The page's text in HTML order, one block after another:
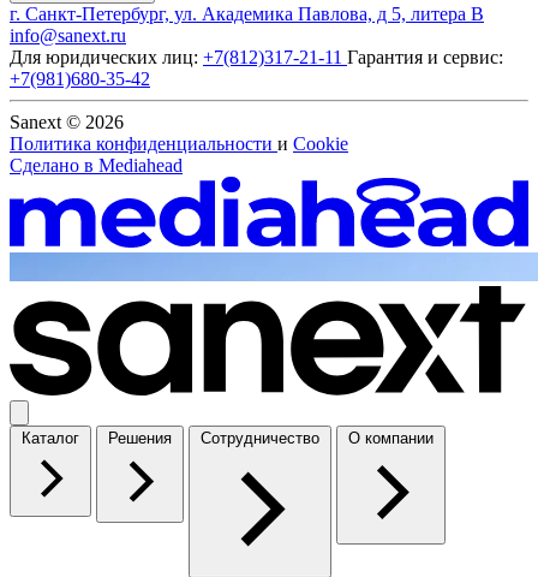
г. Санкт-Петербург, ул. Академика Павлова, д 5, литера В
info@sanext.ru
Для юридических лиц: +7(812)317-21-11 Гарантия и сервис:
+7(981)680-35-42
Sanext © 2026
Политика конфиденциальности и Cookie
Сделано в Mediahead
Каталог Решения Сотрудничество О компании